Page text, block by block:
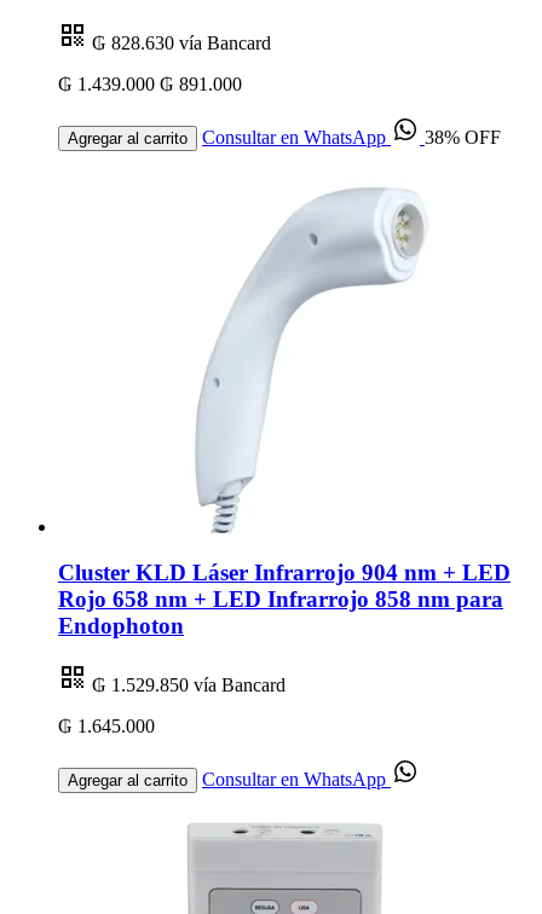
₲ 828.630 vía Bancard
₲ 1.439.000 ₲ 891.000
Agregar al carrito Consultar en WhatsApp 38% OFF
Cluster KLD Láser Infrarrojo 904 nm + LED
Rojo 658 nm + LED Infrarrojo 858 nm para
Endophoton
₲ 1.529.850 vía Bancard
₲ 1.645.000
Agregar al carrito Consultar en WhatsApp